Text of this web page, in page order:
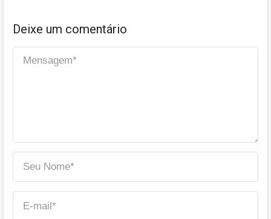
Deixe um comentário